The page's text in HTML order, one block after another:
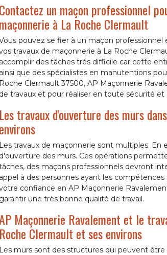
Contactez un maçon professionnel
maçonnerie à La Roche Clermault
pouvez se fier à un maçon
travaux de maçonnerie à La Roche
accomplir des tâches très difficile car cette
ainsi que des spécialistes en manutentions
Roche Clermault 37500, AP Maçonnerie
de travaux et pour réaliser en toute sécurité
Les travaux d'ouverture des murs
environs
Les travaux de maçonnerie sont multiples. En
d'ouverture des murs. Ces opérations
des maçons professionnels devront
appel à des personnes ayant les
confiance en AP Maçonnerie
garantir une très bonne qualité de travail.
Maçonnerie Ravalement et le
Roche Clermault et ses environs
Les murs sont des structures qui peuvent